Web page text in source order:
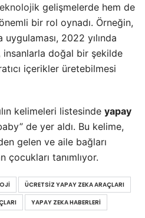
k gelişmelerde hem de
bir rol oynadı. Örneğin,
2022 yılında
insanlarla doğal bir şekilde
içerikler üretebilmesi
kelimeleri listesinde yapay
de yer aldı. Bu kelime,
gelen ve aile bağları
çocukları tanımlıyor.
ÜCRETSIZ YAPAY ZEKA ARAÇLARI
YAPAY ZEKA HABERLERI